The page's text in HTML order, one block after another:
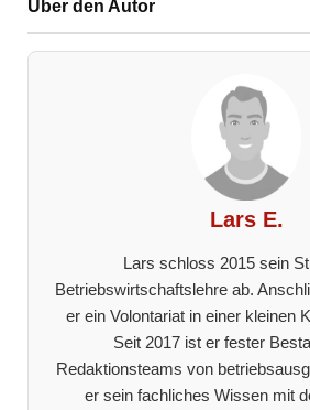
Über den Autor
Lars E.
Lars schloss 2015 sein
Betriebswirtschaftslehre ab.
er ein Volontariat in einer kleinen
Seit 2017 ist er fester
Redaktionsteams von
er sein fachliches Wissen mit